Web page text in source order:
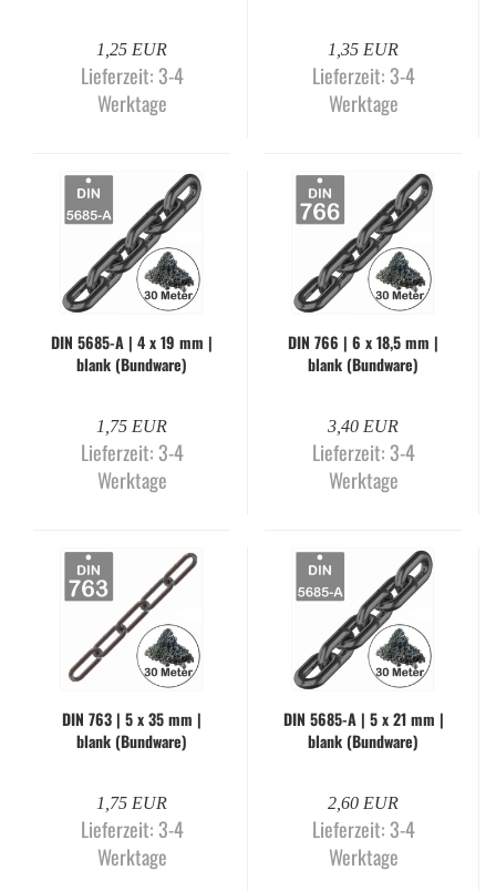
1,25 EUR
Lieferzeit:3-4
Werktage
1,35 EUR
Lieferzeit:3-4
Werktage
DIN 5685-​A | 4 x 19 mm |
blank (Bund­wa­re)
1,75 EUR
Lieferzeit:3-4
Werktage
DIN 766 | 6 x 18,5 mm |
blank (Bund­wa­re)
3,40 EUR
Lieferzeit:3-4
Werktage
DIN 763 | 5 x 35 mm |
blank (Bund­wa­re)
1,75 EUR
Lieferzeit:3-4
Werktage
DIN 5685-​A | 5 x 21 mm |
blank (Bund­wa­re)
2,60 EUR
Lieferzeit:3-4
Werktage